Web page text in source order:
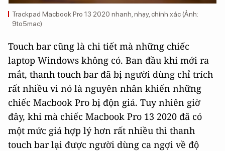
Trackpad Macbook Pro 13 2020 nhanh, nhạy, chính xác (Ảnh:
9to5mac)
Touch bar cũng là chi tiết mà những chiếc
laptop Windows không có. Ban đầu khi mới ra
mắt, thanh touch bar đã bị người dùng chỉ trích
rất nhiều vì nó là nguyên nhân khiến những
chiếc Macbook Pro bị độn giá. Tuy nhiên giờ
đây, khi mà chiếc Macbook Pro 13 2020 đã có
một mức giá hợp lý hơn rất nhiều thì thanh
touch bar lại được người dùng ca ngợi về độ